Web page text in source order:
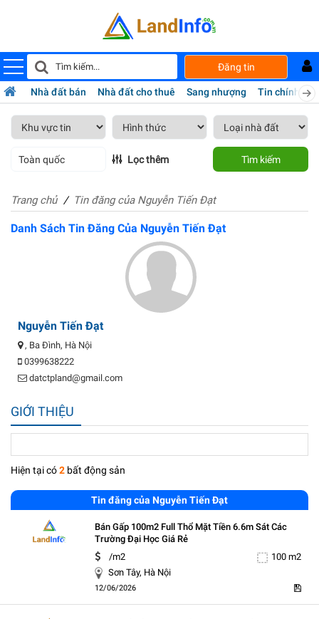
Đăng tin
Nhà đất bán Nhà đất cho thuê Sang nhượng Tin chính chủ
Toàn quốc Lọc thêm Tìm kiếm
Trang chủ Tin đăng của Nguyễn Tiến Đạt
Danh Sách Tin Đăng Của Nguyễn Tiến Đạt
Nguyễn Tiến Đạt
, Ba Đình, Hà Nội
0399638222
datctpland@gmail.com
GIỚI THIỆU
Hiện tại có2 bất động sản
Tin đăng của Nguyễn Tiến Đạt
Bán Gấp 100m2 Full Thổ Mặt Tiền 6.6m Sát Các
Trường Đại Học Giá Rẻ
/m2
100 m2
Sơn Tây, Hà Nội
12/06/2026